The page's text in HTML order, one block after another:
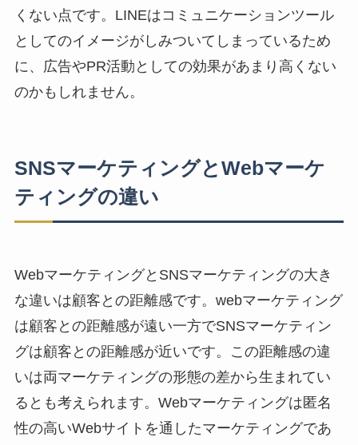
くない点です。LINEはコミュニケーションツール
としてのイメージがしみついてしまっているため
に、広告やPR活動としての効果があまり高くない
のかもしれません。
SNSマーケティングとWebマーケ
ティングの違い
WebマーケティングとSNSマーケティングの大き
な違いは顧客との距離感です。webマーケティング
は顧客との距離感が遠い一方でSNSマーケティン
グは顧客との距離感が近いです。この距離感の違
いは両マーケティングの形態の差から生まれてい
るとも考えられます。Webマーケティングは匿名
性の高いWebサイトを通したマーケティングであ